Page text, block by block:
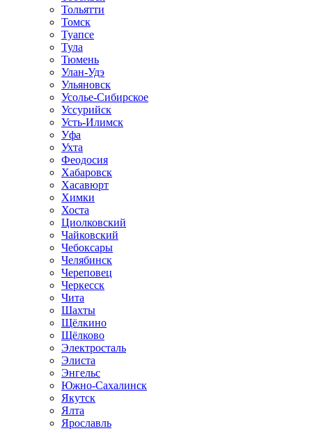
Тольятти
Томск
Туапсе
Тула
Тюмень
Улан-Удэ
Ульяновск
Усолье-Сибирское
Уссурийск
Усть-Илимск
Уфа
Ухта
Феодосия
Хабаровск
Хасавюрт
Химки
Хоста
Циолковский
Чайковский
Чебоксары
Челябинск
Череповец
Черкесск
Чита
Шахты
Щёлкино
Щёлково
Электросталь
Элиста
Энгельс
Южно-Сахалинск
Якутск
Ялта
Ярославль